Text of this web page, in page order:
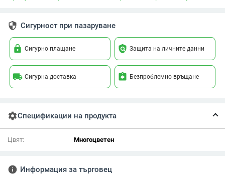
security Сигурност при пазаруване
lock Сигурно плащане policy Защита на личните данни
local_shipping Сигурна доставка assignment_return Безпроблемно връщане
settingsСпецификации на продукта
Цвят: Многоцветен
info Информация за търговец